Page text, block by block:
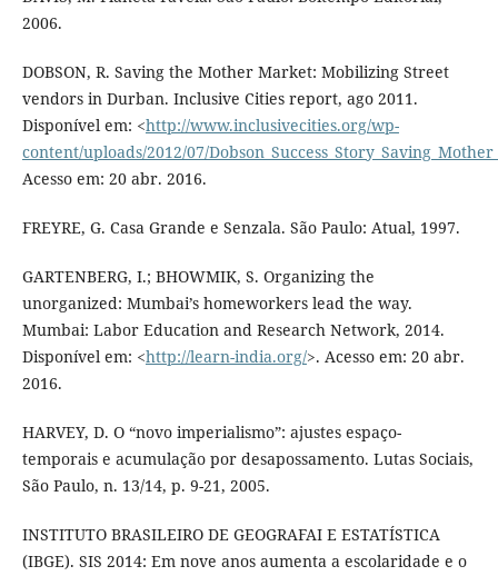
2006.
DOBSON, R. Saving the Mother Market: Mobilizing Street
vendors in Durban. Inclusive Cities report, ago 2011.
Disponível em: <http://www.inclusivecities.org/wp-
content/uploads/2012/07/
Acesso em: 20 abr. 2016.
FREYRE, G. Casa Grande e Senzala. São Paulo: Atual, 1997.
GARTENBERG, I.; BHOWMIK, S. Organizing the
unorganized: Mumbai’s homeworkers lead the way.
Mumbai: Labor Education and Research Network, 2014.
Disponível em: <http://learn-india.org/>. Acesso em: 20 abr.
2016.
HARVEY, D. O “novo imperialismo”: ajustes espaço-
temporais e acumulação por desapossamento. Lutas Sociais,
São Paulo, n. 13/14, p. 9-21, 2005.
INSTITUTO BRASILEIRO DE GEOGRAFAI E ESTATÍSTICA
(IBGE). SIS 2014: Em nove anos aumenta a escolaridade e o